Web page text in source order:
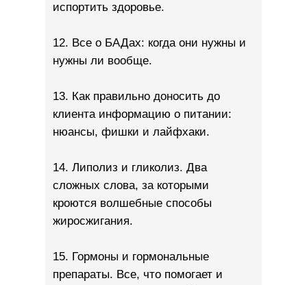
испортить здоровье.
12. Все о БАДах: когда они нужны и
нужны ли вообще.
13. Как правильно доносить до
клиента информацию о питании:
нюансы, фишки и лайфхаки.
14. Липолиз и гликолиз. Два
сложных слова, за которыми
кроются волшебные способы
жиросжигания.
15. Гормоны и гормональные
препараты. Все, что помогает и